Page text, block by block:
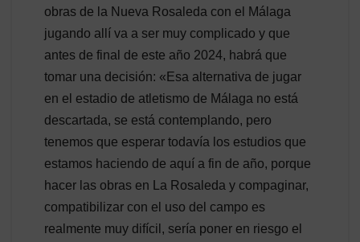
obras de la Nueva Rosaleda con el Málaga
jugando allí va a ser muy complicado y que
antes de final de este año 2024, habrá que
tomar una decisión: «Esa alternativa de jugar
en el estadio de atletismo de Málaga no está
descartada, se está contemplando, pero
tenemos que esperar todavía los estudios que
estamos haciendo de aquí a fin de año, porque
hacer las obras en La Rosaleda y compaginar,
compatibilizar con el uso del campo es
realmente muy difícil, sería poner en riesgo el